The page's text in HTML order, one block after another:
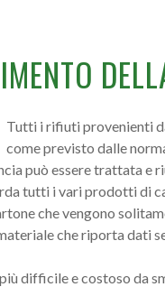
Tutti i rifiuti provenienti
come previsto dalle
può essere trattata
tutti i vari prodotti di
che vengono
che riporta dati
difficile e costoso da